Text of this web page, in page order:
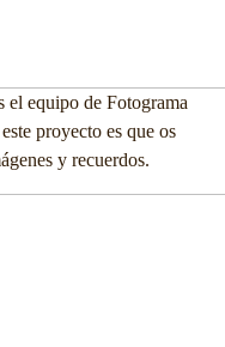
el equipo de Fotograma
proyecto es que os
y recuerdos.